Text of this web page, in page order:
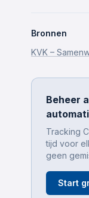
Bronnen
KVK –
Beheer
Tracking
tijd voor
geen
Start